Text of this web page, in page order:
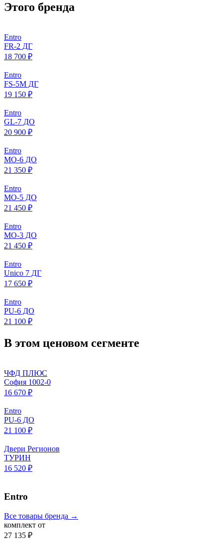
Этого бренда
Entro
FR-2 ДГ
18 700 ₽
Entro
FS-5M ДГ
19 150 ₽
Entro
GL-7 ДО
20 900 ₽
Entro
МO-6 ДО
21 350 ₽
Entro
МO-5 ДО
21 450 ₽
Entro
МO-3 ДО
21 450 ₽
Entro
Unico 7 ДГ
17 650 ₽
Entro
PU-6 ДО
21 100 ₽
В этом ценовом сегменте
ЧФД ПЛЮС
София 1002-0
16 670 ₽
Entro
PU-6 ДО
21 100 ₽
Двери Регионов
ТУРИН
16 520 ₽
Entro
Все товары бренда →
комплект от
27 135 ₽